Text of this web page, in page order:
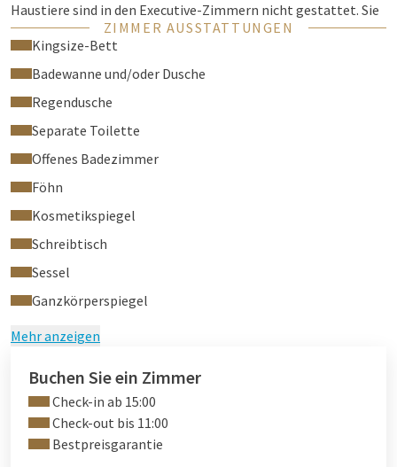
Haustiere sind in den Executive-Zimmern nicht gestattet. Sie
sind nur in Superior-Zimmern und Superior-Zimmern mit
Balkon erlaubt.
Die Nutzung unseres Spas ist nicht im Preis inbegriffen und
kostet zusätzlich 25 € pro Erwachsenem (10 € pro Kind).
Cot: an additional charge of €15 per stay.
ZIMMER AUSSTATTUNGEN
Kingsize-Bett
Badewanne und/oder Dusche
Regendusche
Separate Toilette
Offenes Badezimmer
Föhn
Kosmetikspiegel
Schreibtisch
Sessel
Ganzkörperspiegel
Mehr anzeigen
Buchen Sie ein Zimmer
Check-in ab 15:00
Check-out bis 11:00
Bestpreisgarantie